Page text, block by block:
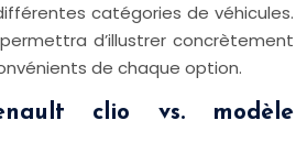
catégories de véhicules.
d’illustrer concrètement
de chaque option.
clio vs. modèle